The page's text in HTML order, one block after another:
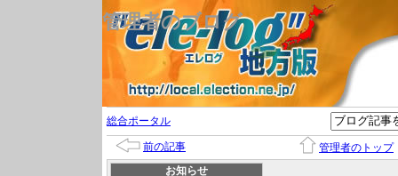
管理者のブログ
総合ポータル
前の記事
管理者のトップ
お知らせ